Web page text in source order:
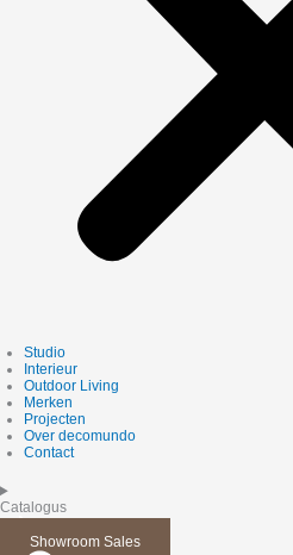
Studio
Interieur
Outdoor Living
Merken
Projecten
Over decomundo
Contact
Catalogus
Showroom Sales